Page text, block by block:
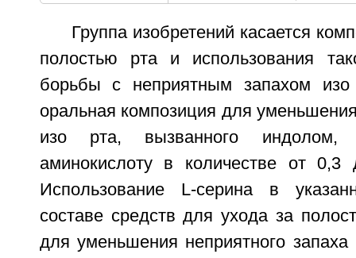
Группа изобретений касается
полостью рта и использования
борьбы с неприятным запахом изо
оральная композиция для
изо рта, вызванного индолом,
аминокислоту в количестве от
Использование L-серина в
составе средств для ухода за
для уменьшения неприятного запаха